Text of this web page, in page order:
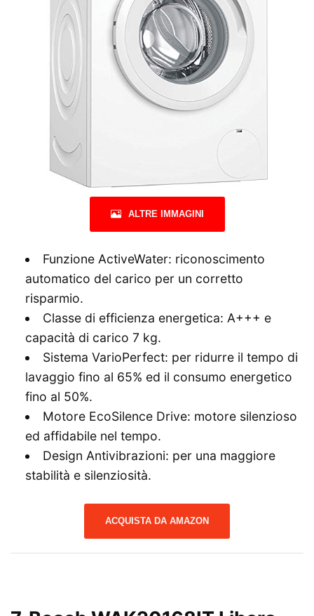
ALTRE IMMAGINI
Funzione ActiveWater: riconoscimento
automatico del carico per un corretto
risparmio.
Classe di efficienza energetica: A+++ e
capacità di carico 7 kg.
Sistema VarioPerfect: per ridurre il tempo di
lavaggio fino al 65% ed il consumo energetico
fino al 50%.
Motore EcoSilence Drive: motore silenzioso
ed affidabile nel tempo.
Design Antivibrazioni: per una maggiore
stabilità e silenziosità.
ACQUISTA DA AMAZON